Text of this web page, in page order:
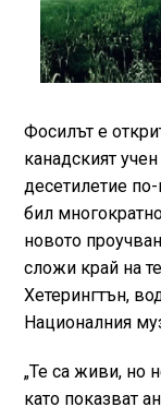
Фосилът е
канадският
десетилетие
бил
новото
сложи край на
Хетерингтън,
Националния
„Те са живи, но
като показват